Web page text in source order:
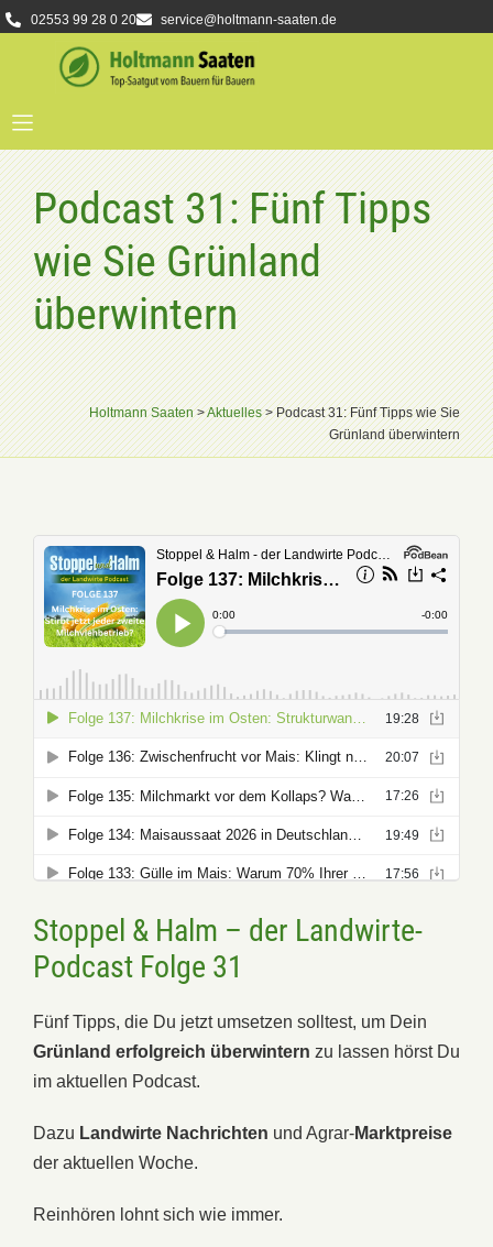
02553 99 28 0 20 service@holtmann-saaten.de
Podcast 31: Fünf Tipps
wie Sie Grünland
überwintern
Holtmann Saaten>Aktuelles>Podcast 31: Fünf Tipps wie Sie
Grünland überwintern
Stoppel & Halm – der Landwirte-
Podcast Folge 31
Fünf Tipps, die Du jetzt umsetzen solltest, um Dein
Grünland erfolgreich überwintern zu lassen hörst Du
im aktuellen Podcast.
Dazu Landwirte Nachrichten und Agrar-Marktpreise
der aktuellen Woche.
Reinhören lohnt sich wie immer.